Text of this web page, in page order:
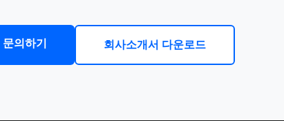
의하기 회사소개서 다운로드